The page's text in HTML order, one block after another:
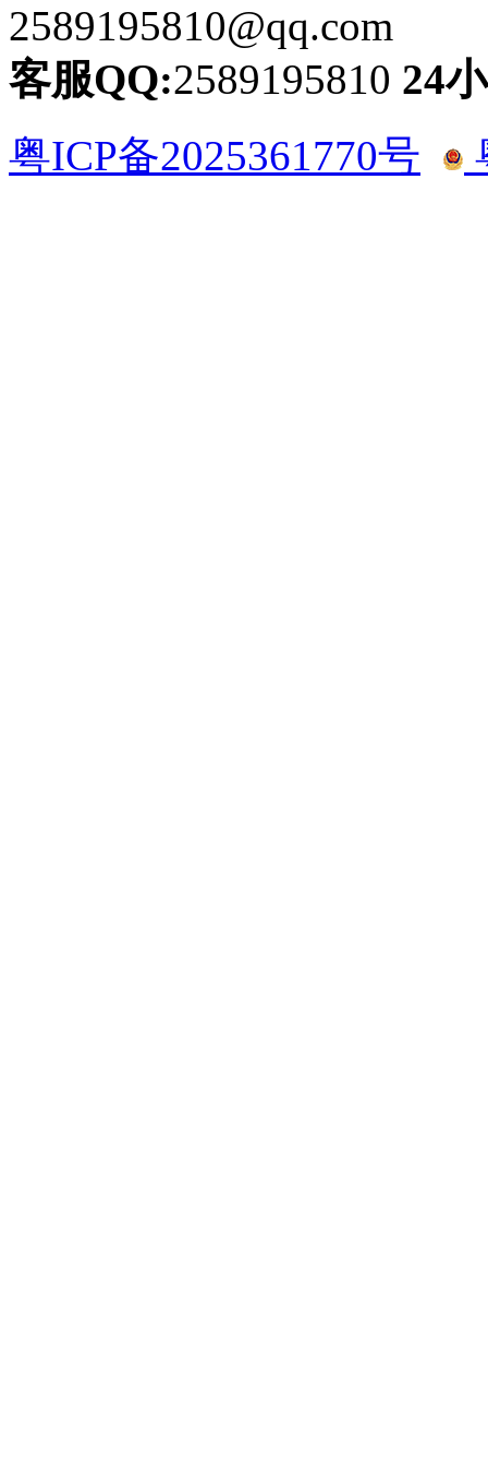
2589195810@qq.com
客服QQ:2589195810 24
粤ICP备2025361770号